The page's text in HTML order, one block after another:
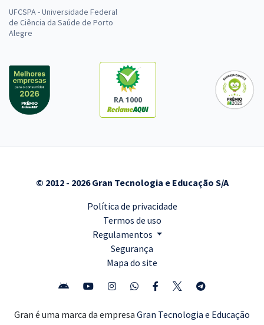
UFCSPA - Universidade Federal
de Ciência da Saúde de Porto
Alegre
RA 1000
© 2012 - 2026 Gran Tecnologia e Educação S/A
Política de privacidade
Termos de uso
Regulamentos
Segurança
Mapa do site
Gran é uma marca da empresa Gran Tecnologia e Educação